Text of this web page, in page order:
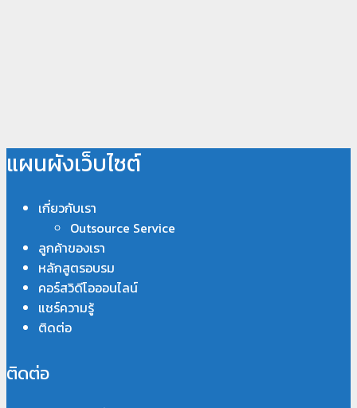
แผนผังเว็บไซต์
เกี่ยวกับเรา
Outsource Service
ลูกค้าของเรา
หลักสูตรอบรม
คอร์สวิดีโอออนไลน์
แชร์ความรู้
ติดต่อ
ติดต่อ